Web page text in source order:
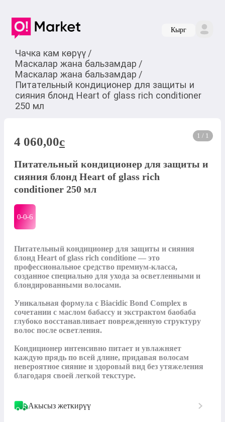
Кырг
Чачка кам көрүү /
Маскалар жана бальзамдар /
Маскалар жана бальзамдар /
Питательный кондиционер для защиты и
сияния блонд Heart of glass rich conditioner
250 мл
1 / 1
4 060,00c
Питательный кондиционер для защиты и
сияния блонд Heart of glass rich
conditioner 250 мл
0-0-6
Питательный кондиционер для защиты и сияния
блонд Heart of glass rich conditione — это
профессиональное средство премиум-класса,
созданное специально для ухода за осветленными и
блондированными волосами.
Уникальная формула с Biacidic Bond Complex в
сочетании с маслом бабассу и экстрактом баобаба
глубоко восстанавливает поврежденную структуру
волос после осветления.
Кондиционер интенсивно питает и увлажняет
каждую прядь по всей длине, придавая волосам
невероятное сияние и здоровый вид без утяжеления
благодаря своей легкой текстуре.
Акысыз жеткирүү